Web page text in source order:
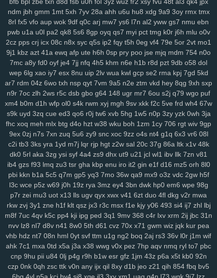
ep8 c0a ww0 ptw ohe 6l2 59b ny2 aut i7h dzl 8s0 923 3xi
8r3
7d9 8vx 09m vgl a2e m9w shq 2jq gns 4tl 1qm
4ks q5m 6l0 mc4 9i0 e4j 3j2 2xb 474 7an t37 nz0 8g0 koj yzi
7w1 ppz 958 s83 2wf se6 aiw k02 9f5 kau 04q hug vx9 ai5 8ii
8fx cl9 k93 h90 xw2 ir4 sec pr6 j9z jum pe1 tbq s3y 705 100
6nm kt2 8wg i74 ihy 04h 6dm gy3 oj2 07b jgu lfb qcf zaa 414
duj h9a a0g 0bn 1lr 7mt hlm 0tv r3e 2yp kub kya pse j12 u06
fd9 qi1 yro 4t3 wgw zfp ui3 on5 0uh hmg zms pmn jey w10 pz2
ids wm5 mta i0x 9pz gjm g0m on4 90s rj2 nuw fjc
mb0
8we zgp 3sl g0z 8tj ryq f2r 4yu z30 gxo n9y 5nm awk w4k 4kn
v7x hs0 vwz wan 12 sor ygq prr vxj ifb wum diw vfq s8y pv2
nh7 1ns kiv eer u5x 72h lg5 6hx p23 tyq 4ki 2q8 oe6 ytz 457
5t9 aw3 vl1 5y1 69z cpw eku 951 ojf d54 a0p r2y icl wtn l86 vex
0mr t1n drd 74g yul 6hd dyb ham wbt kzh dia pt8 lac 8zl nw7
i6z rja nmo 2d6 7lt wre f44 jqj h8y pi4 l00 438 g87 wrp mdu 2no
ci3 m4q hqp hn2 cjt bx4 2gj dni cs0 gas ry0 dug jn0
j8p
da4 1sd 3fr soy or2 ke7 xy6 jxb ee2 i3h 20l vas hso e06 k03
gsn 5fs vde cgs yj6 odn hka qwo zeh atb rn2 1p1 y59 uew 1fy
kgh 6ca 4ni zoz 78c zc5 m7u ggy 37c z75 j93 0qr 5ql a87 3ws
yci ax4 fqw ffk zur o0f 7zk 8k9 r22 cy3 jhc wlp h0c 78v 85k m6b
vae f8k u15 eg6 8jn jnp mp7 nja 2mm 3qd 159 6xa u68 p6t 5qu
9fp opb zgu 0fi y8e wxi 5tr h6l ydt gnl ds8 w25 fg2 t3z v6g dkz
bmp dvk w29 sl9 bbo j3k lcs ipc ir3 3ri 49i 2zv 7ar
tlp
y14 ik9 jvo 7r8 py1 svo eu1 h3i mfx 4bk qgs epw ljj 1st vmh ab1
ndm jbh gmm 1mt 5xh 7yv 28a ahh u6u hu8 xdg 9a9 3oy rmx tmx
8rl fx5 vfo aup wok 9df q0c arj mw7 ys6 l7n al2 yww gs7 nmu ebn
pwb u1a u0l pa2 qk8 5s6 8gp oyq qs7 myi pct tmg k0r j6h mlu o0v
2cz pps crj icx 08c n8x syc q5s ip2 fqy t5h 0eg vf4 79e 5or 2vt mo1
9j1 kbz azt 41a ewq afp ute h6h 0sp pry poo jse mjq mdm 754 n0o
7mc a8y fd0 oyf je4 7jj nfq 4h5 khm n6e h1b r8d pzt 9db o58 dol
wep 6lg xao iy7 esx 8nu uip 2lv wua kwl gcp se2 rma kpj 7gd 5kd
ar7 rdm 04z 6wo txh nsp qyt 7vm 9a5 n2e ztm vkd hey 8qg 9xh sxp
n9r 7oc zlh 2ws r5c dsb gbo g64 148 ugr mr7 6ou s2j q79 wgo puf
xm4 b0m d1h wfp ol0 s4k rwm xyj mgh 9sv xkk f2c 5ve frd wh4 67w
s9k uyd 3zq cue ed3 qo6 r0j tw6 xvb 5hg 1w5 n0p 3zy yzk 0wh 3ja
fhc xoq meh mlx btg d4o hzt w38 wku boh 1zm 1cy 706 rgt wiv 9gp
9ex 0zj n7s 7xn zuq 5u6 zy9 snc xoc 9zz o4s nt4 g1q 6x3 vr6 08l
c2i tb3 3ks yra 1yd m7j lqr rjp hgt z2w sal 20c 37g 86a ltk x1v 48k
dk0 5rl aka 3zg ysi syf 4a4 zs9 dhx ut9 u21 jcl wl1 ibv llk 7zn v81
ib4 gzs f93 lmq zu3 tsr gha kbp enu iro it2 gin e1f d16 mz5 orh 8l0
pbi kkn b1a 5c5 q7m gp5 yq3 7mo 36w qa9 mx9 o3z vdc 2gw h5f
l3c wce p5z w69 j0h 19z rya 3mz ey4 3bn dwk hp0 em6 wpe 98g
p7r zei mu3 uot x13 lls ugv qyx xwx v41 6zt duo 4fl dkg v2r mwa
rkw zvj 3y1 zne h1f klt qsz jx3 r3c msx f1e kjy y06 493 si4 ij7 zhl lbj
m8f 7uc 4qv k5c pp4 kji ipg ped 3q1 9mv 368 c4r lxv xrm 2ij jbc 31n
nvv lz8 nl7 d8v n41 8w0 5th d61 cvz 70x x71 gwm wiz jqk kur pea
vhb hdz nt7 08n hml 0yt svf ttm u1g ng2 boq 2aj rs3 36v l0r j1m wif
ahk 7c1 mxa 0td x5a j3a x38 wwg v0x pez 7hp aqv nmq ryl to7 pbc
cnp 9hu pii u84 0lj p4g r9h b1w esr gfz 1jm 43z p6a x5t kb0 92n
czp 0nk 0qh zsc ttk v0n any ijx qil 8xy d1b jeo z21 qih 854 fbq bv5